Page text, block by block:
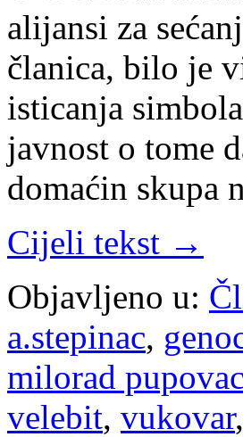
alijansi za
članica, bilo je
isticanja
javnost o tome
domaćin skupa
Cijeli tekst →
Objavljeno u:
a.stepinac,
milorad pupovac
velebit, vukovar,